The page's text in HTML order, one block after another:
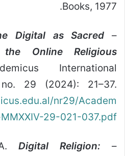
Books, 1977.
– Bašta, Daniele:
Digital as Sacred
Online Religious
International
29 (2024): 21–37.
nr29/Academ
29-021-037.pdf
– Campbell, Heidi A.
Digital Religion: